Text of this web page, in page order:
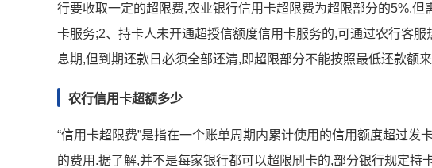
行要收取一定的超限费,农业银行信用卡超限费为超限部分的5%.
卡服务;2、持卡人未开通超授信额度信用卡服务的,可通过农行客
息期,但到期还款日必须全部还清,即超限部分不能按照最低还款额
农行信用卡超额多少
“信用卡超限费”是指在一个账单周期内累计使用的信用额度超过
的费用.据了解,并不是每家银行都可以超限刷卡的,部分银行规定